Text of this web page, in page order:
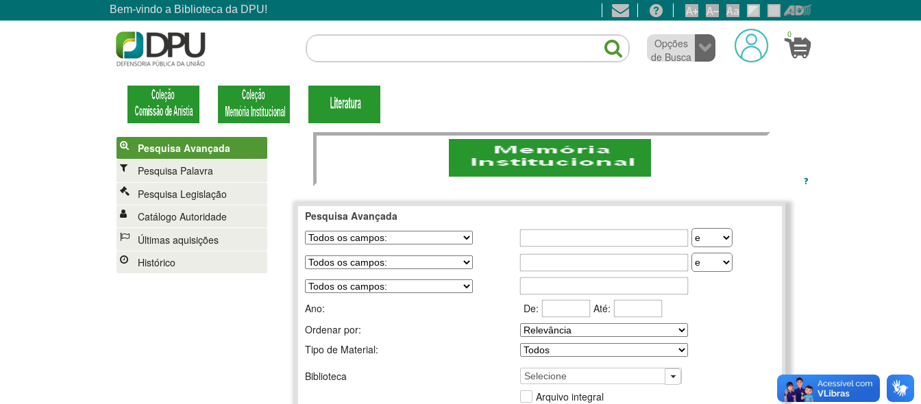
0
Opções
de Busca
Pesquisa Avançada
Pesquisa Palavra
Pesquisa Legislação
Catálogo Autoridade
Últimas aquisições
Histórico
Pesquisa Avançada
Ano: De:
Até:
Ordenar por:
Tipo de Material:
Biblioteca
Selecione
Arquivo integral